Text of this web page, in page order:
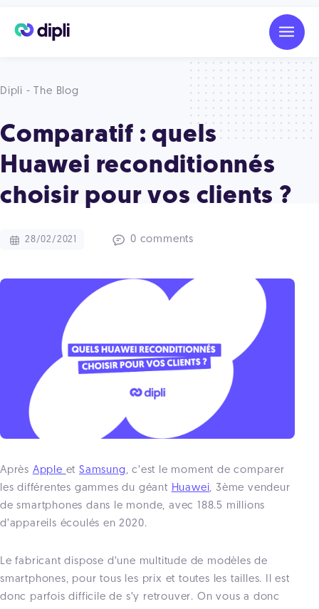
Dipli - The Blog
Comparatif : quels
Huawei reconditionnés
choisir pour vos clients ?
28/02/2021 0 comments
Après Apple etSamsung, c’est le moment de comparer
les différentes gammes du géant Huawei, 3ème vendeur
de smartphones dans le monde, avec 188.5 millions
d’appareils écoulés en 2020.
Le fabricant dispose d’une multitude de modèles de
smartphones, pour tous les prix et toutes les tailles. Il est
donc parfois difficile de s’y retrouver. On vous a donc